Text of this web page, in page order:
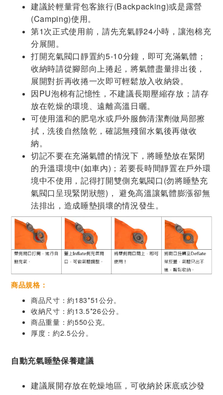
建議於輕量背包客旅行(Backpacking)或是露營
(Camping)使用。
第1次正式使用前，請先充氣靜24小時，讓泡棉充
分展開。
打開充氣閥口靜置約5-10分鐘，即可充滿氣體；
收納時請從腳部向上捲起，將氣體盡量排出後，
展開對折再收捲一次即可輕鬆放入收納袋。
因PU泡棉有記憶性，不建議長期壓縮存放；請存
放在乾燥的環境、遠離高溫日曬。
可使用溫和的肥皂水或戶外服飾清潔劑做局部擦
拭，洗後自然陰乾，確認無殘留水氣後再做收
納。
切記不要在充滿氣體的情況下，將睡墊放在緊閉
的升溫環境中(如車內)；若要長時間靜置在戶外環
境中不使用，記得打開雙側充氣閥口(勿將睡墊充
氣閥口呈現緊閉狀態)， 避免高溫讓氣體膨漲卻無
法排出，造成睡墊損壞的情況發生。
商品規格：
商品尺寸：約183*51公分。
收納尺寸：約13.5*26公分。
商品重量：約550公克。
厚度：約2.5公分。
自動充氣睡墊保養建議
建議展開存放在乾燥地區，可收納於床底或沙發